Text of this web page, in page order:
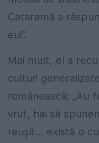
Cataramă a
eu!”.
Mai mult, el a
culturi
românească: „Au
vrut, hai să
reușit… există o